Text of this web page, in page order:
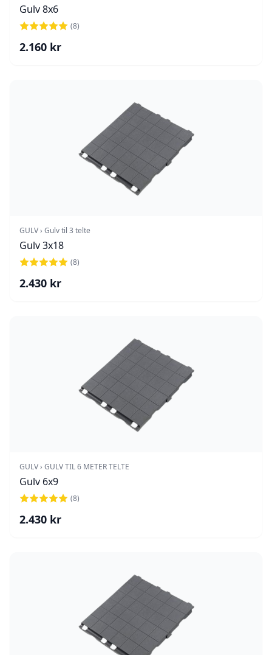
Gulv 8x6
(8)
2.160 kr
GULV › Gulv til 3 telte
Gulv 3x18
(8)
2.430 kr
GULV › GULV TIL 6 METER TELTE
Gulv 6x9
(8)
2.430 kr